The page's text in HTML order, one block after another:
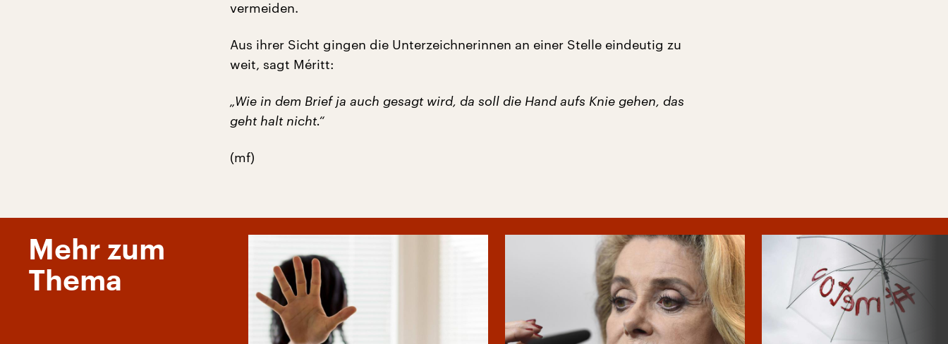
vermeiden.
Aus ihrer Sicht gingen die Unterzeichnerinnen an einer Stelle eindeutig zu
weit, sagt Méritt:
„Wie in dem Brief ja auch gesagt wird, da soll die Hand aufs Knie gehen, das
geht halt nicht.“
(mf)
Mehr zum
Thema